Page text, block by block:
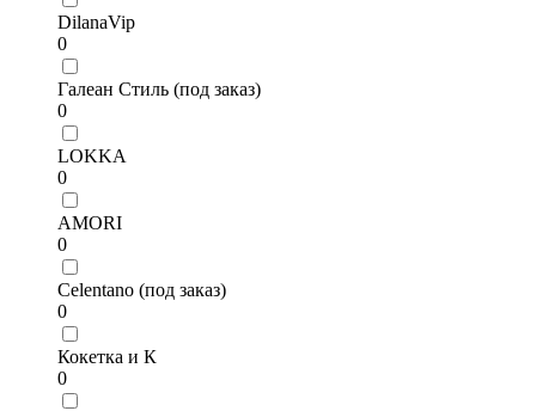
DilanaVip
0
Галеан Стиль (под заказ)
0
LOKKA
0
AMORI
0
Celentano (под заказ)
0
Кокетка и К
0